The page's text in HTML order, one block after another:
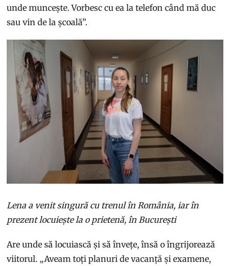
unde muncește. Vorbesc cu ea la telefon când mă duc
sau vin de la școală”.
Lena a venit singură cu trenul în România, iar în
prezent locuiește la o prietenă, în București
Are unde să locuiască și să învețe, însă o îngrijorează
viitorul. „Aveam toți planuri de vacanță și examene,